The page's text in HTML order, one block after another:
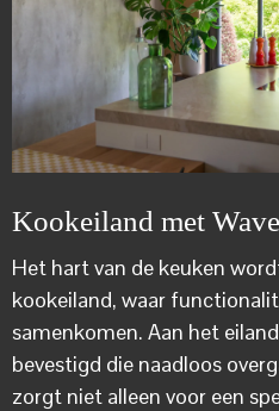
Kookeiland met
Het hart van de keuken
kookeiland, waar
samenkomen. Aan het
bevestigd die naadloos
zorgt niet alleen voor een